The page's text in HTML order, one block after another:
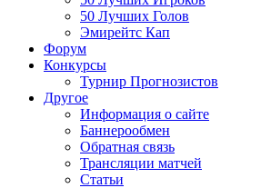
50 Лучших Голов
Эмирейтс Кап
Форум
Конкурсы
Турнир Прогнозистов
Другое
Информация о сайте
Баннерообмен
Обратная связь
Трансляции матчей
Статьи